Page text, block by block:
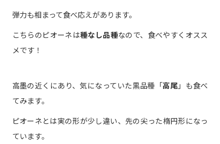
弾力も相まって食べ応えがあります。
こちらのピオーネは種なし品種なので、食べやすくオスス
メです！
高墨の近くにあり、気になっていた黒品種「高尾」も食べ
てみます。
ピオーネとは実の形が少し違い、先の尖った楕円形になっ
ています。